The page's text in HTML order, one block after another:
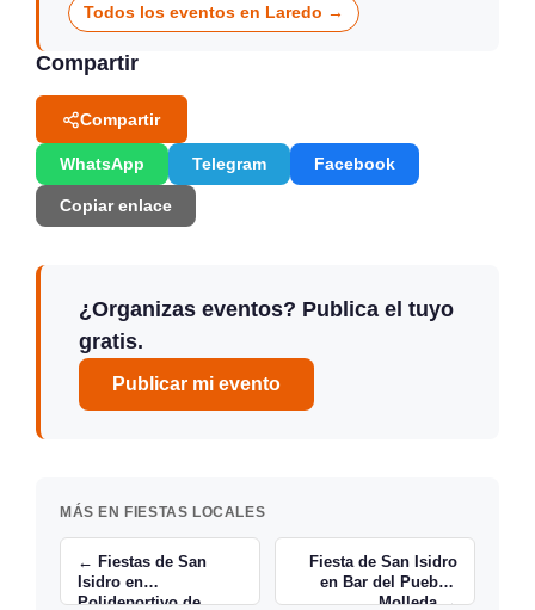
Todos los eventos en Laredo →
Compartir
Compartir
WhatsApp Telegram Facebook
Copiar enlace
¿Organizas eventos? Publica el tuyo
gratis.
Publicar mi evento
MÁS EN FIESTAS LOCALES
← Fiestas de San
Isidro en
Polideportivo de
Fiesta de San Isidro
en Bar del Pueblo,
Molleda →